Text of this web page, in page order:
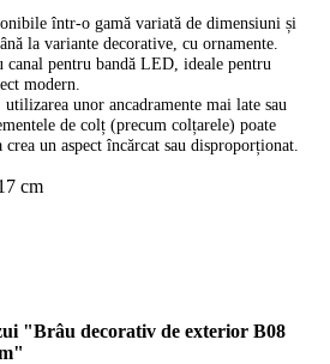
într-o gamă variată de dimensiuni și
la variante decorative, cu ornamente.
canal pentru bandă LED, ideale pentru
modern.
unor ancadramente mai late sau
de colț (precum colțarele) poate
un aspect încărcat sau disproporționat.
cm
"Brâu decorativ de exterior B08